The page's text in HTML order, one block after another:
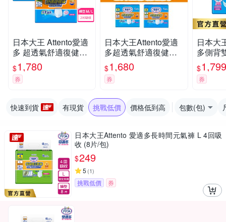
日本大王 Attento愛適
多 超透氣舒適復健褲
M/L(箱購)
$1,780
券
日本大王Attento愛適
多超透氣舒適復健褲
M/L
$1,680
券
日本大
多側背
尿褲
(9片X8
$1,799
券
快速到貨 有現貨 挑戰低價 價格低到高 包數(包)
日本大王Attento 愛適多長時間元氣褲 L 4回吸
收 (8片/包)
$249
5 (1)
挑戰低價 券